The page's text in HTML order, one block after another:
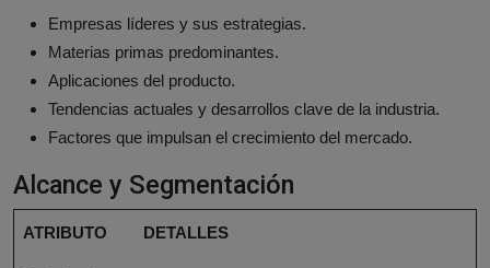
Empresas líderes y sus estrategias.
Materias primas predominantes.
Aplicaciones del producto.
Tendencias actuales y desarrollos clave de la industria.
Factores que impulsan el crecimiento del mercado.
Alcance y Segmentación
ATRIBUTO DETALLES